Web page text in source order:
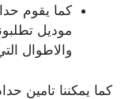
كما يقوم
موديل
والاطوال
كما يمكننا تامين